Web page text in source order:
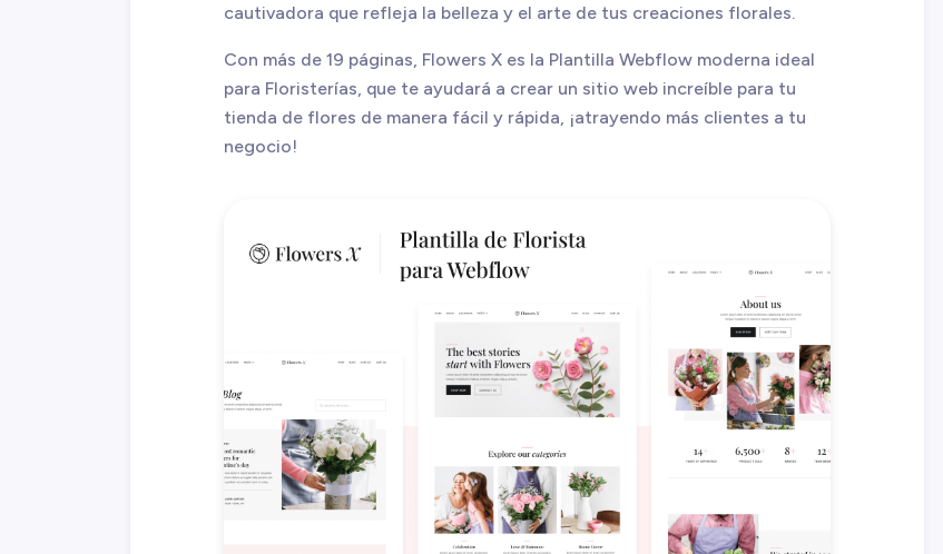
cautivadora que refleja la belleza y el arte de tus creaciones florales.
Con más de 19 páginas, Flowers X es la Plantilla Webflow moderna ideal
para Floristerías, que te ayudará a crear un sitio web increíble para tu
tienda de flores de manera fácil y rápida, ¡atrayendo más clientes a tu
negocio!